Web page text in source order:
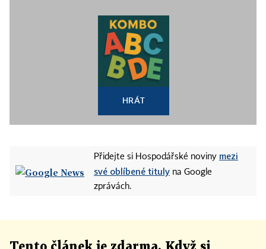
HRÁT
Přidejte si Hospodářské noviny mezi
své oblíbené tituly na Google
zprávách.